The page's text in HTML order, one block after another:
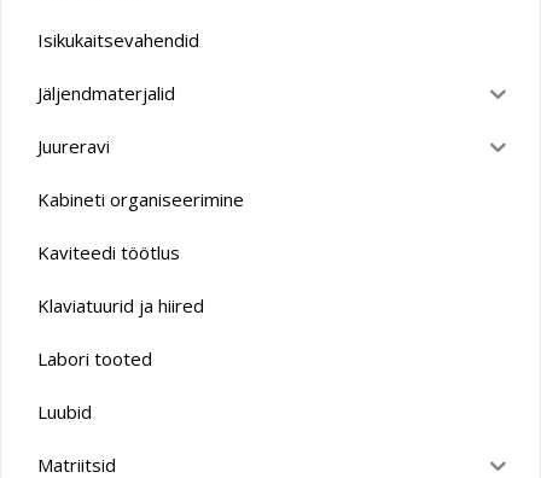
Isikukaitsevahendid
Jäljendmaterjalid
Juureravi
Kabineti organiseerimine
Kaviteedi töötlus
Klaviatuurid ja hiired
Labori tooted
Luubid
Matriitsid